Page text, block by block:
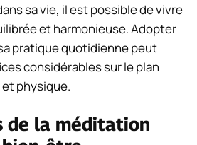
sa vie, il est possible de vivre
et harmonieuse. Adopter
pratique quotidienne peut
considérables sur le plan
physique.
de la méditation